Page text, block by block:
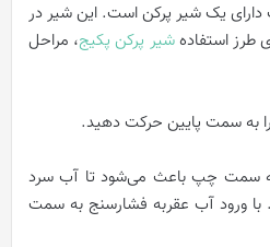
دارای یک شیر پرکن است. این شیر در
طرز استفادهشیر پرکن پکیج، مراحل
به سمت پایین حرکت دهید.
سمت چپ باعث می‌شود تا آب سرد
با ورود آب عقربه فشارسنج به سمت